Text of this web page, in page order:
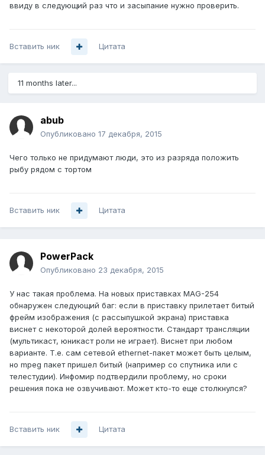
ввиду в следующий раз что и засыпание нужно проверить.
Вставить ник Цитата
11 months later...
abub
Опубликовано 17 декабря, 2015
Чего только не придумают люди, это из разряда положить
рыбу рядом с тортом
Вставить ник Цитата
PowerPack
Опубликовано 23 декабря, 2015
У нас такая проблема. На новых приставках MAG-254
обнаружен следующий баг: если в приставку прилетает битый
фрейм изображения (с рассыпушкой экрана) приставка
виснет с некоторой долей вероятности. Стандарт трансляции
(мультикаст, юникаст роли не играет). Виснет при любом
варианте. Т.е. сам сетевой ethernet-пакет может быть целым,
но mpeg пакет пришел битый (например со спутника или с
телестудии). Инфомир подтвердили проблему, но сроки
решения пока не озвучивают. Может кто-то еще столкнулся?
Вставить ник Цитата